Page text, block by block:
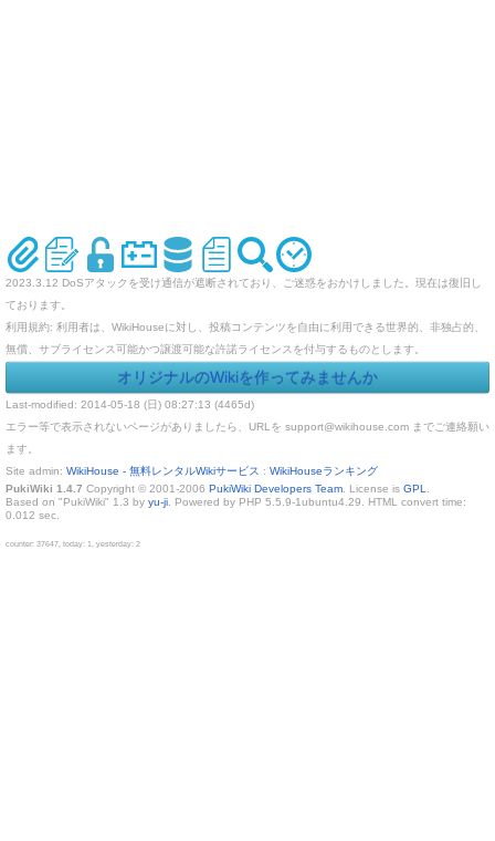
2023.3.12 DoSアタックを受け通信が遮断されており、ご迷惑をおかけしました。現在は復旧し
ております。
利用規約: 利用者は、WikiHouseに対し、投稿コンテンツを自由に利用できる世界的、非独占的、
無償、サブライセンス可能かつ譲渡可能な許諾ライセンスを付与するものとします。
オリジナルのWikiを作ってみませんか
Last-modified: 2014-05-18 (日) 08:27:13 (4465d)
エラー等で表示されないページがありましたら、URLを support@wikihouse.com までご連絡願い
ます。
Site admin: WikiHouse - 無料レンタルWikiサービス : WikiHouseランキング
PukiWiki 1.4.7 Copyright © 2001-2006 PukiWiki Developers Team . License is GPL
Based on "PukiWiki" 1.3 by yu-ji . Powered by PHP 5.5.9-1ubuntu4.29. HTML convert time:
0.012 sec.
counter: 37647, today: 1, yesterday: 2